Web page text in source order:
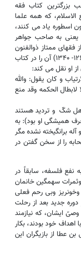
نجفی (۱۲۰۲- ۱۲۶۶) صاحب بزرگترین کتاب فقه
الاسلام، که همه علما
اسطوره یاد می کنند،
به صاحب جواهر
ممتاز ذوالفنون
بعدازاو؛ یعنی: ملا حبیب الله شریف کاشانی (۱۲۶۲- ۱۳۴۰) آن را در کتاب
و کان یقول: والله
لابطال الحکمه وقد منع
شکّ و تردید هستند
همیشگی او بود): به
برانگیخته نشده مگر
را از سخن گفتن در
نفع فلسفه، سابقاً در
اتفاق افتاده(دانشنامه ایران۳: ۵۲۵) وثمرات سهمگین خانمان
وبی رحم فعلی
جدید بعد از رحلت
ایشان، که نیازمند
خود بودند، بکار
عطا از بازیگران این